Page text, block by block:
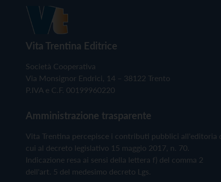
Vita Trentina Editrice
Società Cooperativa
Via Monsignor Endrici, 14 – 38122 Trento
P.IVA e C.F. 00199960220
Amministrazione trasparente
Vita Trentina percepisce i contributi pubblici all'editoria
cui al decreto legislativo 15 maggio 2017, n. 70.
Indicazione resa ai sensi della lettera f) del comma 2
dell'art. 5 del medesimo decreto Lgs.